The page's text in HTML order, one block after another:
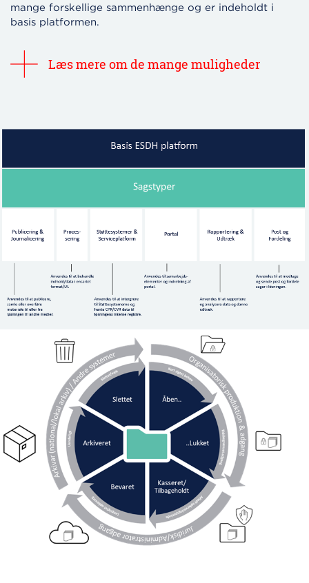
mange forskellige sammenhænge og er indeholdt i
basis platformen.
Læs mere om de mange muligheder